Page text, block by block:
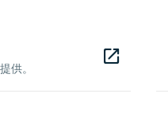
供。